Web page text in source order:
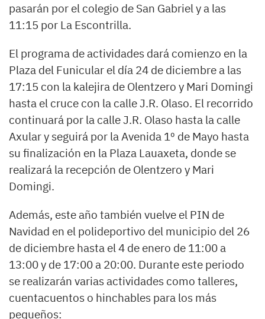
pasarán por el colegio de San Gabriel y a las
11:15 por La Escontrilla.
El programa de actividades dará comienzo en la
Plaza del Funicular el día 24 de diciembre a las
17:15 con la kalejira de Olentzero y Mari Domingi
hasta el cruce con la calle J.R. Olaso. El recorrido
continuará por la calle J.R. Olaso hasta la calle
Axular y seguirá por la Avenida 1º de Mayo hasta
su finalización en la Plaza Lauaxeta, donde se
realizará la recepción de Olentzero y Mari
Domingi.
Además, este año también vuelve el PIN de
Navidad en el polideportivo del municipio del 26
de diciembre hasta el 4 de enero de 11:00 a
13:00 y de 17:00 a 20:00. Durante este periodo
se realizarán varias actividades como talleres,
cuentacuentos o hinchables para los más
pequeños: